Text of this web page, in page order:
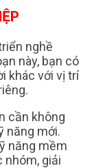
nghề
này, bạn có
khác với vị trí
cần không
năng mới.
năng mềm
nhóm, giải